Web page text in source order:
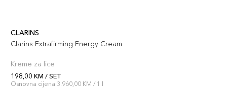
CLARINS
Clarins Extrafirming Energy Cream
Kreme za lice
198,00 KM / SET
Osnovna cijena 3.960,00 KM / 1 l